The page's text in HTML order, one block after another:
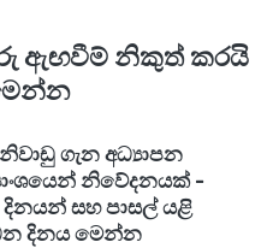
ඇඟවීම් නිකුත් කරයි
ගැන අධ්‍යාපන
නිවේදනයක් -
සහ පාසල් යළි
දිනය මෙන්න